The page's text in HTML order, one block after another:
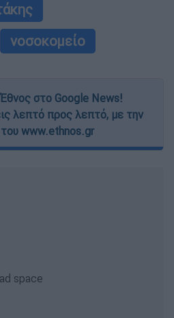
νοσοκομείο
στο Google News!
λεπτό προς λεπτό, με την
www.ethnos.gr